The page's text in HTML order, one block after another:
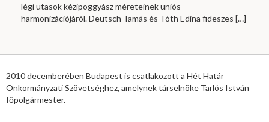
légi utasok kézipoggyász méreteinek uniós
harmonizációjáról. Deutsch Tamás és Tóth Edina fideszes […]
2010 decemberében Budapest is csatlakozott a Hét Határ
Önkormányzati Szövetséghez, amelynek társelnöke Tarlós István
főpolgármester.